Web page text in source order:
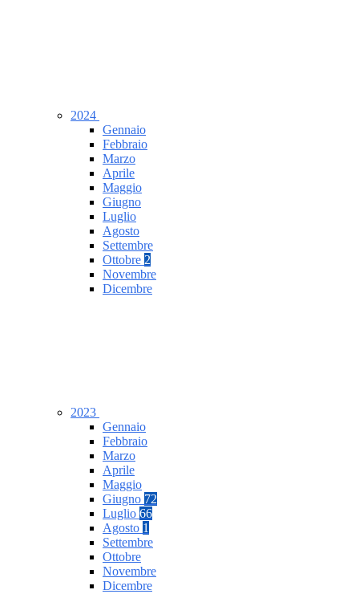
2024
Gennaio
Febbraio
Marzo
Aprile
Maggio
Giugno
Luglio
Agosto
Settembre
Ottobre 2
Novembre
Dicembre
2023
Gennaio
Febbraio
Marzo
Aprile
Maggio
Giugno 72
Luglio 66
Agosto 1
Settembre
Ottobre
Novembre
Dicembre